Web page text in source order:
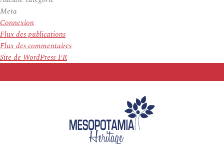
Meta
Connexion
Flux des publications
Flux des commentaires
Site de WordPress-FR